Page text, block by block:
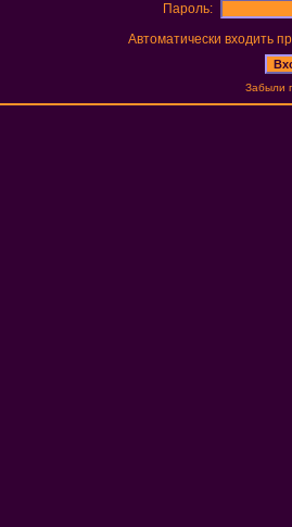
Пароль:
Автоматически входить
Забыли